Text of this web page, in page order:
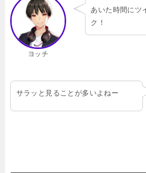
ヨッチ
あいた時間にツ
ク！
サラッと見ることが多いよねー